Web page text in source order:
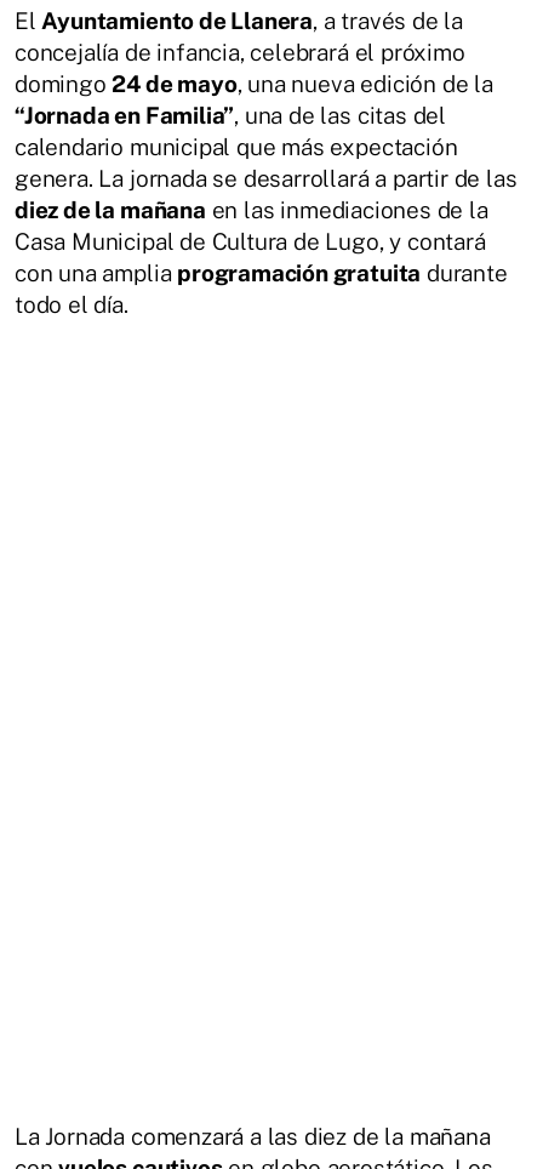
El Ayuntamiento de Llanera, a través de la
concejalía de infancia, celebrará el próximo
domingo24 de mayo, una nueva edición de la
“Jornada en Familia”, una de las citas del
calendario municipal que más expectación
genera. La jornada se desarrollará a partir de las
diez de la mañana en las inmediaciones de la
Casa Municipal de Cultura de Lugo, y contará
con una amplia programación gratuita durante
todo el día.
La Jornada comenzará a las diez de la mañana